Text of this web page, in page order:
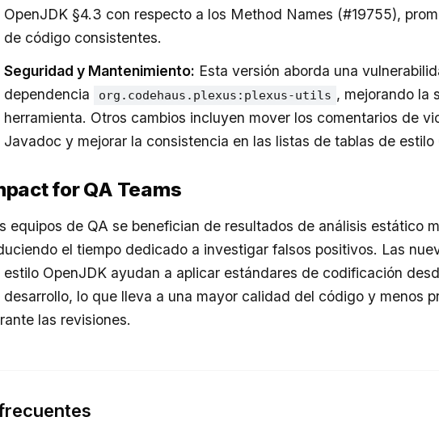
OpenJDK §4.3 con respecto a los Method Names (#19755),
de código consistentes.
Seguridad y Mantenimiento: Esta versión aborda una
dependencia
org.codehaus.plexus:plexus-utils , mejorando la
herramienta. Otros cambios incluyen mover los comentarios de
Javadoc y mejorar la consistencia en las listas de tablas de estilo
for QA Teams
equipos de QA se benefician de resultados de análisis estático
el tiempo dedicado a investigar falsos positivos. Las
estilo OpenJDK ayudan a aplicar estándares de codificación
desarrollo, lo que lleva a una mayor calidad del código y menos
las revisiones.